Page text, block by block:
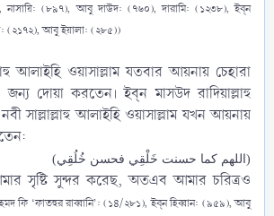
নাসায়ি: (৮৯৭), আবু দাউদ: (৭৬০), দারামি: (১২৩৮), ইব্‌ন
(২১৭২), আবু ইয়ালা: (২৮৫))
আলাইহি ওয়াসাল্লাম যতবার আয়নায় চেহারা
জন্য দোয়া করতেন। ইব্‌ন মাসউদ রাদিয়াল্লাহু
সাল্লাল্লাহু আলাইহি ওয়াসাল্লাম‎ যখন আয়নায়
(اللهم كما حسنت خَلْقِي فحسن خُلُقِي)
সৃষ্টি সুন্দর করেছ, অতএব আমার চরিত্রও
ফি ‘ফাতহুর রাব্বানি’: (১৪/২৮১), ইব্‌ন হিব্বান: (৯৫৯), আবু